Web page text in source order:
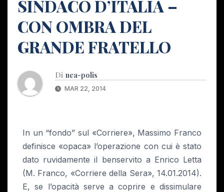
SINDACO D’ITALIA –
CON OMBRA DEL
GRANDE FRATELLO
Di nea-polis
MAR 22, 2014
In un “fondo” sul «Corriere», Massimo Franco
definisce «opaca» l’operazione con cui è stato
dato ruvidamente il benservito a Enrico Letta
(M. Franco, «Corriere della Sera», 14.01.2014).
E, se l’opacità serve a coprire e dissimulare